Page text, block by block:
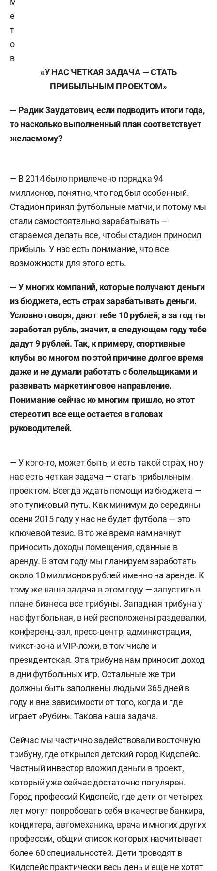
е
т
о
в
«У НАС ЧЕТКАЯ ЗАДАЧА — СТАТЬ
ПРИБЫЛЬНЫМ ПРОЕКТОМ»
— Радик Заудатович, если подводить итоги года,
то насколько выполненный план соответствует
желаемому?
— В 2014 было привлечено порядка 94
миллионов, понятно, что год был особенный.
Стадион принял футбольные матчи, и потому мы
стали самостоятельно зарабатывать —
стараемся делать все, чтобы стадион приносил
прибыль. У нас есть понимание, что все
возможности для этого есть.
— У многих компаний, которые получают деньги
из бюджета, есть страх зарабатывать деньги.
Условно говоря, дают тебе 10 рублей, а за год ты
заработал рубль, значит, в следующем году тебе
дадут 9 рублей. Так, к примеру, спортивные
клубы во многом по этой причине долгое время
даже и не думали работать с болельщиками и
развивать маркетинговое направление.
Понимание сейчас ко многим пришло, но этот
стереотип все еще остается в головах
руководителей.
— У кого-то, может быть, и есть такой страх, но у
нас есть четкая задача — стать прибыльным
проектом. Всегда ждать помощи из бюджета —
это тупиковый путь. Как минимум до середины
осени 2015 году у нас не будет футбола — это
ключевой тезис. В то же время нам начнут
приносить доходы помещения, сданные в
аренду. В этом году мы планируем заработать
около 10 миллионов рублей именно на аренде. К
тому же наша задача в этом году — запустить в
плане бизнеса все трибуны. Западная трибуна у
нас футбольная, в ней расположены раздевалки,
конференц-зал, пресс-центр, администрация,
микст-зона и VIP-ложи, в том числе и
президентская. Эта трибуна нам приносит доход
в дни футбольных игр. Остальные же три
должны быть заполнены людьми 365 дней в
году и вне зависимости от того, когда и где
играет «Рубин». Такова наша задача.
Сейчас мы частично задействовали восточную
трибуну, где открылся детский город Кидспейс.
Частный инвестор вложил деньги в проект,
который уже сейчас достаточно популярен.
Город профессий Кидспейс, где дети от четырех
лет могут попробовать себя в качестве банкира,
кондитера, автомеханика, врача и многих других
профессий, общий список которых насчитывает
более 60 специальностей. Дети проводят в
Кидспейс практически весь день и еще не хотят